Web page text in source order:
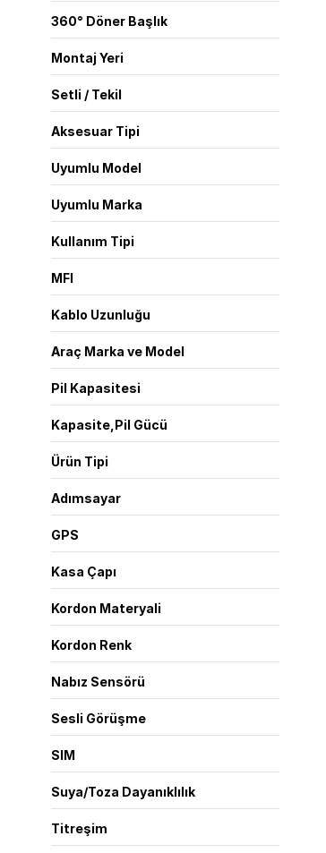
360° Döner Başlık
Montaj Yeri
Setli / Tekil
Aksesuar Tipi
Uyumlu Model
Uyumlu Marka
Kullanım Tipi
MFI
Kablo Uzunluğu
Araç Marka ve Model
Pil Kapasitesi
Kapasite,Pil Gücü
Ürün Tipi
Adımsayar
GPS
Kasa Çapı
Kordon Materyali
Kordon Renk
Nabız Sensörü
Sesli Görüşme
SIM
Suya/Toza Dayanıklılık
Titreşim